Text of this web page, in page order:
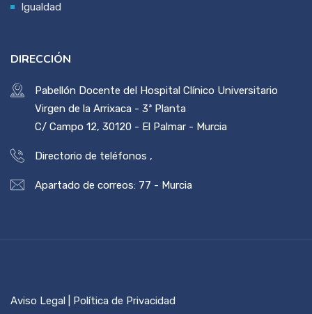
Igualdad
DIRECCIÓN
Pabellón Docente del Hospital Clínico Universitario
Virgen de la Arrixaca - 3ª Planta
C/ Campo 12, 30120 - El Palmar - Murcia
Directorio de teléfonos ,
Apartado de correos: 77 - Murcia
Aviso Legal | Política de Privacidad